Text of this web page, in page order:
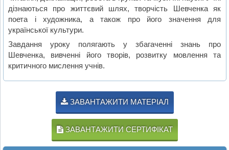
дізнаються про життєвий шлях, творчість Шевченка як
поета і художника, а також про його значення для
української культури.
Завдання уроку полягають у збагаченні знань про
Шевченка, вивченні його творів, розвитку мовлення та
критичного мислення учнів.
ЗАВАНТАЖИТИ МАТЕРІАЛ
ЗАВАНТАЖИТИ СЕРТИФІКАТ